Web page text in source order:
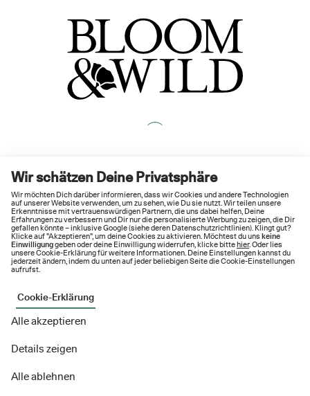
Wir schätzen Deine Privatsphäre
Wir möchten Dich darüber informieren, dass wir Cookies und andere Technologien
auf unserer Website verwenden, um zu sehen, wie Du sie nutzt. Wir teilen unsere
Erkenntnisse mit vertrauenswürdigen Partnern, die uns dabei helfen, Deine
Erfahrungen zu verbessern und Dir nur die personalisierte Werbung zu zeigen, die Dir
gefallen könnte – inklusive Google (siehe deren Datenschutzrichtlinien). Klingt gut?
Klicke auf "Akzeptieren", um deine Cookies zu aktivieren. Möchtest du uns keine
Einwilligunggeben oder deine Einwilligung widerrufen, klicke bittehier. Oder lies
unsere Cookie-Erklärung für weitere Informationen. Deine Einstellungen kannst du
jederzeit ändern, indem du unten auf jeder beliebigen Seite die Cookie-Einstellungen
aufrufst.
Cookie-Erklärung
Alle akzeptieren
Details zeigen
Alle ablehnen